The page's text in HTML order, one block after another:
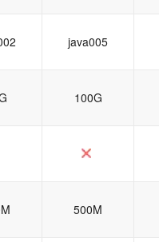
java005
100G
500M